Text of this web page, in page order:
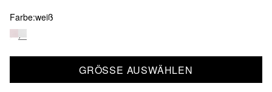
Farbe:weiß
GRÖSSE AUSWÄHLEN